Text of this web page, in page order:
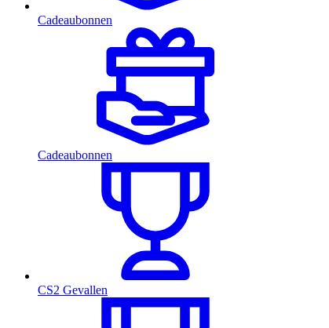
Cadeaubonnen
Cadeaubonnen
CS2 Gevallen